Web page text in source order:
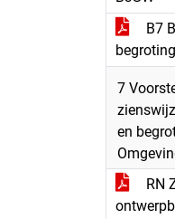
B7
7
en
RN